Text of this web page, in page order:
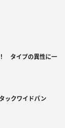
タイプの異性に一
ックワイドパン